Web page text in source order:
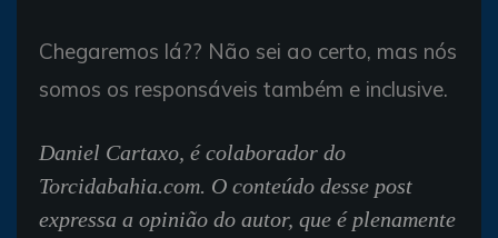
Chegaremos lá?? Não sei ao certo, mas nós
somos os responsáveis também e inclusive.
Daniel Cartaxo, é colaborador do
Torcidabahia.com. O conteúdo desse post
expressa a opinião do autor, que é plenamente